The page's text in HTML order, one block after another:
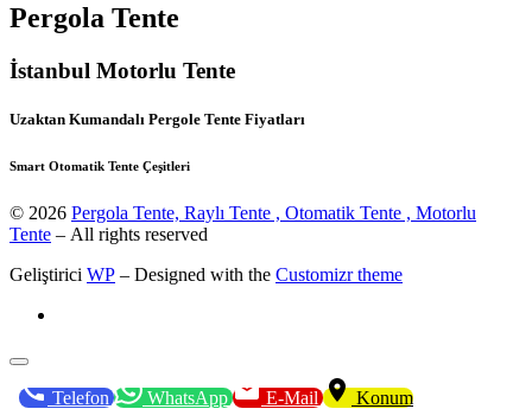
Pergola Tente
İstanbul Motorlu Tente
Uzaktan Kumandalı Pergole Tente Fiyatları
Smart Otomatik Tente Çeşitleri
© 2026 Pergola Tente, Raylı Tente , Otomatik Tente , Motorlu
Tente – All rights reserved
Geliştirici WP – Designed with the Customizr theme
Telefon WhatsApp E-Mail Konum